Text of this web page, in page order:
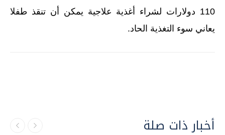
110 دولارات لشراء أغذية علاجية يمكن أن تنقذ طفلا
يعاني سوء التغذية الحاد.
أخبار ذات صلة